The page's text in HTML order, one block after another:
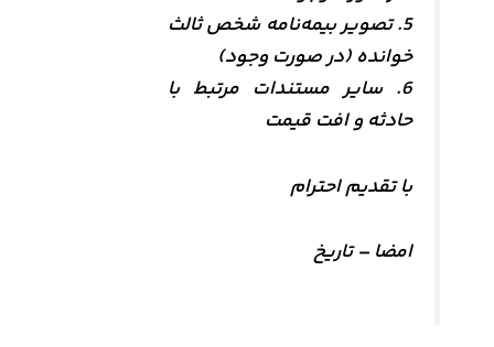
5. تصویر بیمه‌نامه شخص ثالث
خوانده (در صورت وجود)
6. سایر مستندات مرتبط با
حادثه و افت قیمت
با تقدیم احترام
امضا – تاریخ